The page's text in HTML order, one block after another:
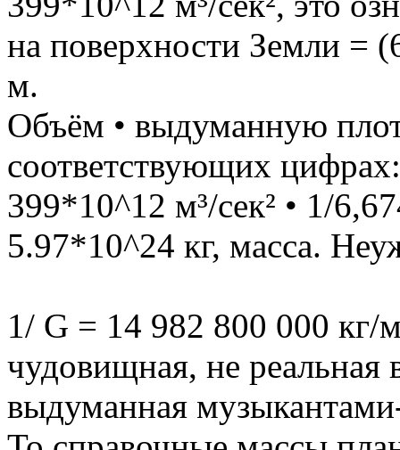
на поверхности Земли =
м.
Объём • выдуманную
соответствующих цифрах:
399*10^12 м³/сек² • 1/
5.97*10^24 кг, масса.
1/ G = 14 982 800 000 кг/
чудовищная, не реальная
выдуманная